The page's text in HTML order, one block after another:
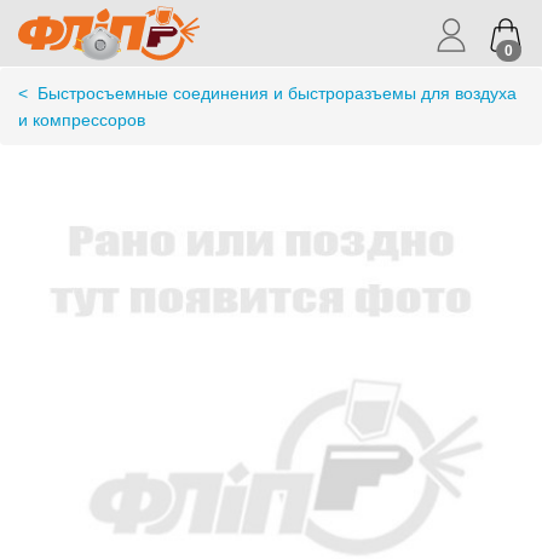
0
< Быстросъемные соединения и быстроразъемы для воздуха
и компрессоров